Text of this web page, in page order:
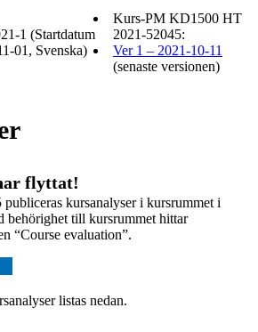
1 (Startdatum
01, Svenska)
Kurs-PM KD1500 HT
2021-52045:
Ver 1 – 2021-10-11
(senaste versionen)
flyttat!
kursanalyser i kursrummet i
behörighet till kursrummet hittar
“Course evaluation”.
listas nedan.